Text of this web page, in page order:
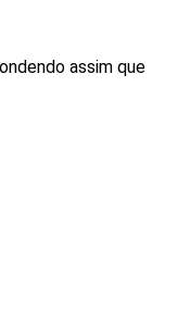
assim que